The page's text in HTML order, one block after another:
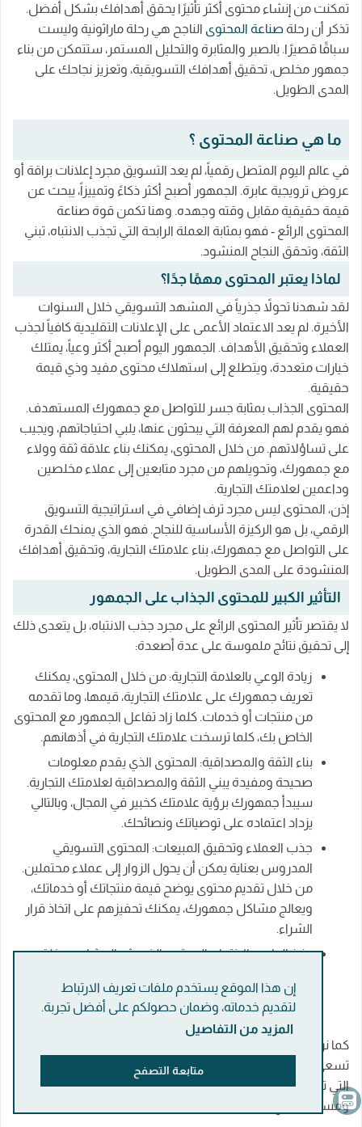
إن هذا الموقع يستخدم ملفات تعريف الارتباط
لتقديم خدماته، وضمان حصولكم على أفضل تجربة.
المزيد من التفاصيل
متابعة التصفح
تمكنت من إنشاء محتوى أكثر تأثيرًا يحقق أهدافك بشكل أفضل.
تذكر أن رحلة صناعة المحتوى الناجح هي رحلة ماراثونية وليست
سباقًا قصيرًا. بالصبر والمثابرة والتحليل المستمر، ستتمكن من بناء
جمهور مخلص، تحقيق أهدافك التسويقية، وتعزيز نجاحك على
المدى الطويل.
ما هي صناعة المحتوى ؟
في عالم اليوم المتصل رقمياً، لم يعد التسويق مجرد إعلانات براقة أو
عروض ترويجية عابرة. الجمهور أصبح أكثر ذكاءً وتمييزاً، يبحث عن
قيمة حقيقية مقابل وقته وجهده. وهنا تكمن قوة صناعة
المحتوى الرائع - فهو بمثابة العملة الرابحة التي تجذب الانتباه، تبني
الثقة، وتحقق النجاح المنشود.
لماذا يعتبر المحتوى مهمًا جدًا؟
لقد شهدنا تحولاً جذرياً في المشهد التسويقي خلال السنوات
الأخيرة. لم يعد الاعتماد الأعمى على الإعلانات التقليدية كافياً لجذب
العملاء وتحقيق الأهداف. الجمهور اليوم أصبح أكثر وعياً، يمتلك
خيارات متعددة، ويتطلع إلى استهلاك محتوى مفيد وذي قيمة
حقيقية.
المحتوى الجذاب بمثابة جسر للتواصل مع جمهورك المستهدف.
فهو يقدم لهم المعرفة التي يبحثون عنها، يلبي احتياجاتهم، ويجيب
على تساؤلاتهم. من خلال المحتوى، يمكنك بناء علاقة ثقة وولاء
مع جمهورك، وتحويلهم من مجرد متابعين إلى عملاء مخلصين
وداعمين لعلامتك التجارية.
إذن، المحتوى ليس مجرد ترف إضافي في استراتيجية التسويق
الرقمي، بل هو الركيزة الأساسية للنجاح. فهو الذي يمنحك القدرة
على التواصل مع جمهورك، بناء علامتك التجارية، وتحقيق أهدافك
المنشودة على المدى الطويل.
التأثير الكبير للمحتوى الجذاب على الجمهور
لا يقتصر تأثير المحتوى الرائع على مجرد جذب الانتباه، بل يتعدى ذلك
إلى تحقيق نتائج ملموسة على عدة أصعدة:
زيادة الوعي بالعلامة التجارية: من خلال المحتوى، يمكنك
تعريف جمهورك على علامتك التجارية، قيمها، وما تقدمه
من منتجات أو خدمات. كلما زاد تفاعل الجمهور مع المحتوى
الخاص بك، كلما ترسخت علامتك التجارية في أذهانهم.
بناء الثقة والمصداقية: المحتوى الذي يقدم معلومات
صحيحة ومفيدة يبني الثقة والمصداقية لعلامتك التجارية.
سيبدأ جمهورك برؤية علامتك كخبير في المجال، وبالتالي
يزداد اعتماده على توصياتك ونصائحك.
جذب العملاء وتحقيق المبيعات: المحتوى التسويقي
المدروس بعناية يمكن أن يحول الزوار إلى عملاء محتملين.
من خلال تقديم محتوى يوضح قيمة منتجاتك أو خدماتك،
ويعالج مشاكل جمهورك، يمكنك تحفيزهم على اتخاذ قرار
الشراء.
عزيز الولاء والانتماء: المحتوى الذي يثير المشاعر ويخلق
علامتك التجارية. سيصبح جمهورك مناصرين لك، يشاركون
محتواك، ويدعمون نجاحك.
كما نرى، فإن المحتوى الجذاب له تأثير هائل على نجاح أي جهة
تسعى للوصول إلى جمهورها وتحقيق أهدافها. فهو بمثابة البوابة
التي تفتح لك المجال للتواصل والتفاعل، وبناء علاقات قوية
ومستدامة مع جمهورك.